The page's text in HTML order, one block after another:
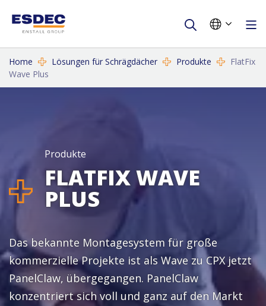
Home Lösungen für Schrägdächer Produkte
FlatFix
Wave Plus
Produkte
FLATFIX WAVE
PLUS
Das bekannte Montagesystem für große
kommerzielle Projekte ist als Wave zu CPX jetzt
PanelClaw, übergegangen. PanelClaw
konzentriert sich voll und ganz auf den Markt